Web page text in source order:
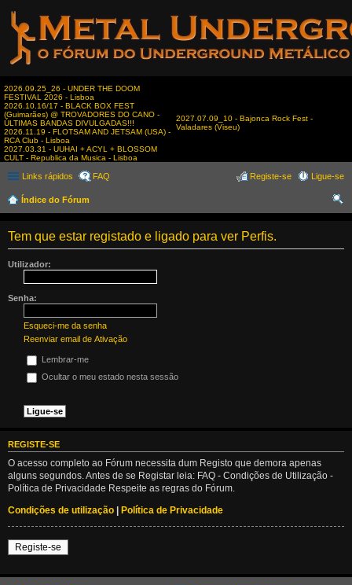
2026.09.25_26 - UNDER THE DOOM
FESTIVAL 2026 - Lisboa
2026.10.16/17 - BLACK BOX FEST
(Guimarães) @ TROVADORES DO CANO -
ÚLTIMAS BANDAS DIVULGADAS!!!
2026.11.19 - FLOTSAM AND JETSAM (USA) -
RCA Club - Lisboa
2027.03.31 - UUHAI + ACYL + BLOSSOM
CULT - Republica da Musica - Lisboa
2027.07.09_10 - Bajonca Rock Fest -
Valadares (Viseu)
Links rápidos FAQ Ligue-se
Registe-se
Índice do Fórum
Tem que estar registado e ligado para ver Perfis.
Utilizador:
Senha:
Esqueci-me da senha
Reenviar email de Ativação
Lembrar-me
Ocultar o meu estado nesta sessão
REGISTE-SE
O acesso completo ao Fórum necessita dum Registo que demora apenas
alguns segundos. Antes de se Registar leia: FAQ - Condições de Utilização -
Política de Privacidade Respeite as regras do Fórum.
Condições de utilização | Política de Privacidade
Registe-se